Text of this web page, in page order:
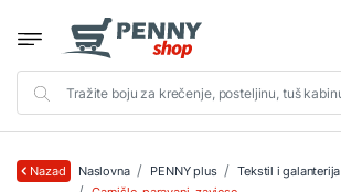
Nazad Naslovna PENNY plus
Tekstil i galanterija